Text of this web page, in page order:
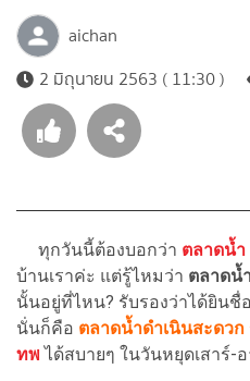
aichan
2 มิถุนายน 2563 ( 11:30 )
ทุกวันนี้ต้องบอกว่า ตลาดน้ำ
บ้านเราค่ะ แต่รู้ไหมว่า ตลาดน้
นั้นอยู่ที่ไหน? รับรองว่าได้ยิน
นั่นก็คือ ตลาดน้ำดำเนินสะดวก
ทพ ได้สบายๆ ในวันหยุดเสาร์-